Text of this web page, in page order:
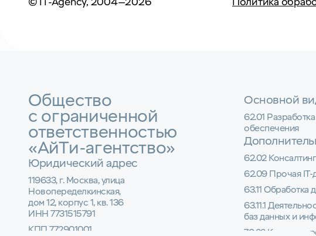
Общество
с ограниченной
ответственностью
«АйТи-агентство»
Юридический адрес
119633, г. Москва, улица
Новопеределкинская,
дом 12, корпус 1, кв. 136
ИНН 7731515791
КПП 772901001
Основной
62.01
обеспечения
62.02
62.09 Прочая IT-
63.11 Обработка
63.11.1
баз данных и
70.22